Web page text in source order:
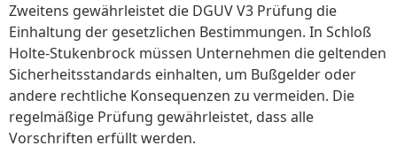
Zweitens gewährleistet die DGUV V3 Prüfung die
Einhaltung der gesetzlichen Bestimmungen. In Schloß
Holte-Stukenbrock müssen Unternehmen die geltenden
Sicherheitsstandards einhalten, um Bußgelder oder
andere rechtliche Konsequenzen zu vermeiden. Die
regelmäßige Prüfung gewährleistet, dass alle
Vorschriften erfüllt werden.